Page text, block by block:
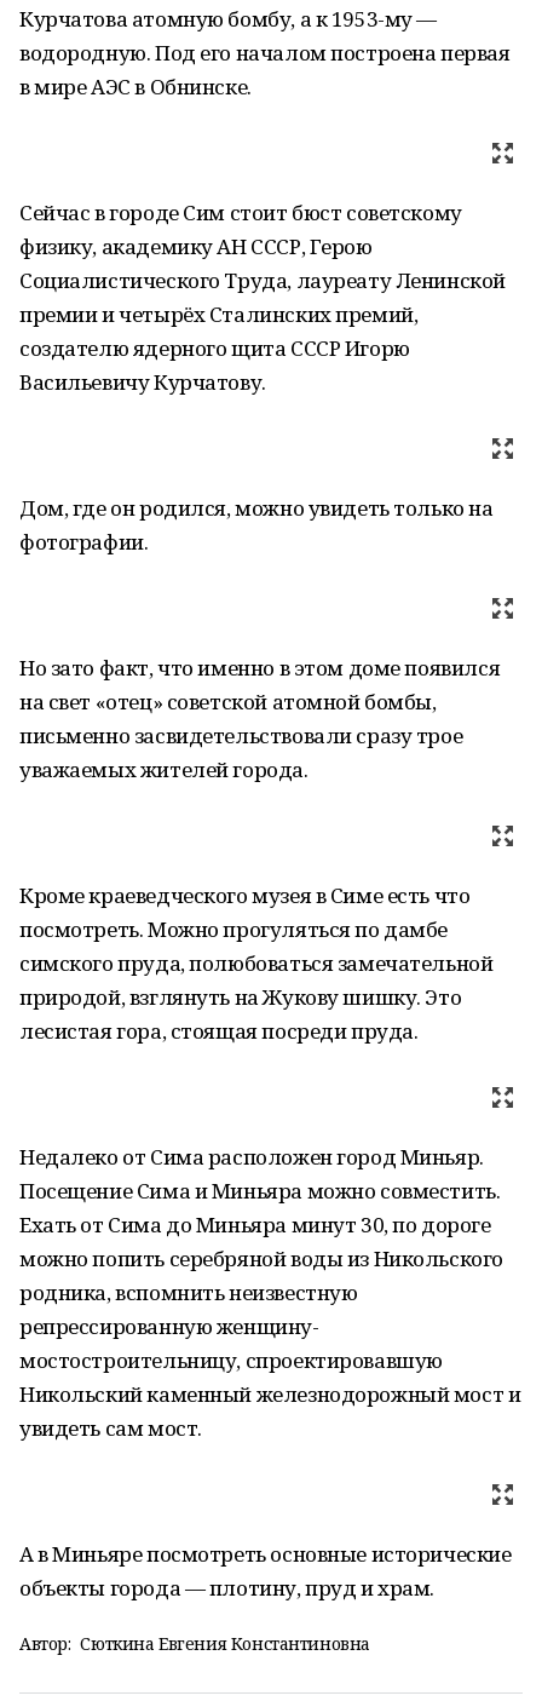
Курчатова атомную бомбу, а к 1953-му —
водородную. Под его началом построена первая
в мире АЭС в Обнинске.
Сейчас в городе Сим стоит бюст советскому
физику, академику АН СССР, Герою
Социалистического Труда, лауреату Ленинской
премии и четырёх Сталинских премий,
создателю ядерного щита СССР Игорю
Васильевичу Курчатову.
Дом, где он родился, можно увидеть только на
фотографии.
Но зато факт, что именно в этом доме появился
на свет «отец» советской атомной бомбы,
письменно засвидетельствовали сразу трое
уважаемых жителей города.
Кроме краеведческого музея в Симе есть что
посмотреть. Можно прогуляться по дамбе
симского пруда, полюбоваться замечательной
природой, взглянуть на Жукову шишку. Это
лесистая гора, стоящая посреди пруда.
Недалеко от Сима расположен город Миньяр.
Посещение Сима и Миньяра можно совместить.
Ехать от Сима до Миньяра минут 30, по дороге
можно попить серебряной воды из Никольского
родника, вспомнить неизвестную
репрессированную женщину-
мостостроительницу, спроектировавшую
Никольский каменный железнодорожный мост и
увидеть сам мост.
А в Миньяре посмотреть основные исторические
объекты города — плотину, пруд и храм.
Автор: Сюткина Евгения Константиновна